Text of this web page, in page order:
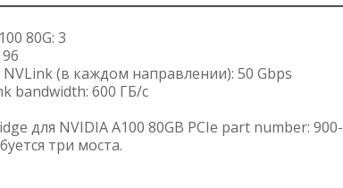
80G: 3
(в каждом направлении): 50 Gbps
bandwidth: 600 ГБ/с
для NVIDIA A100 80GB PCIe part number: 900-
три моста.